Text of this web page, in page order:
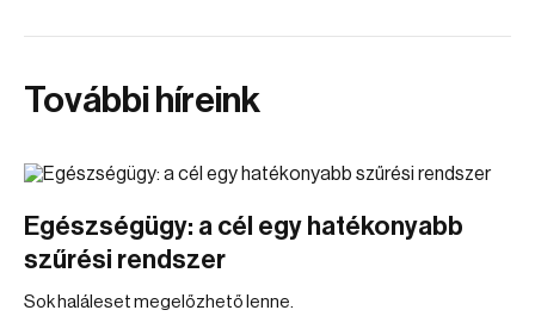
További híreink
Egészségügy: a cél egy hatékonyabb
szűrési rendszer
Sok haláleset megelőzhető lenne.